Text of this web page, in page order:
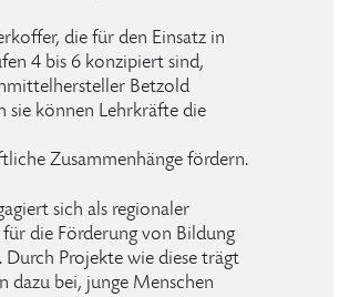
die für den Einsatz in
4 bis 6 konzipiert sind,
Betzold
sie können Lehrkräfte die
Zusammenhänge fördern.
sich als regionaler
für die Förderung von Bildung
Durch Projekte wie diese trägt
dazu bei, junge Menschen